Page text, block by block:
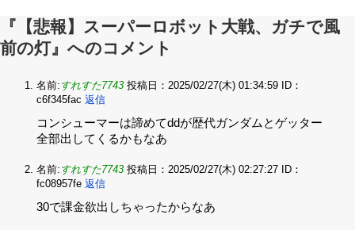
『【悲報】スーパーロボット大戦、ガチで風
前の灯』へのコメント
名前: すれすた7743 投稿日：2025/02/27(木) 01:34:59
ID：
c6f345fac 返信
コンシューマーは諦めてddが歴代ガンダムとゲッター
全部出してくるかもなあ
名前: すれすた7743 投稿日：2025/02/27(木) 02:27:27
ID：
fc08957fe 返信
30で課金欲出しちゃったからなあ